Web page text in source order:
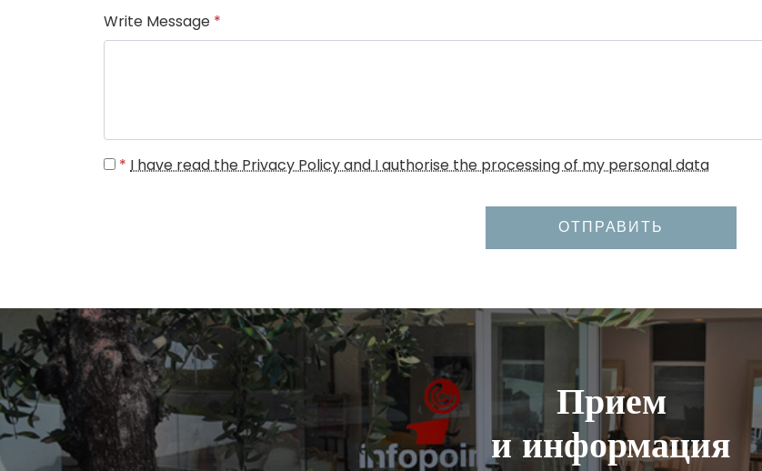
Write Message *
* I have read the Privacy Policy and I authorise the processing of my personal data
ОТПРАВИТЬ
Прием
и информация